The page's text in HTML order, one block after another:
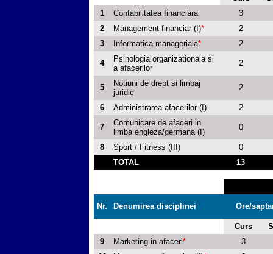
1
Contabilitatea financiara
3
2
Management financiar (I)*
2
3
Informatica manageriala* 2
4
Psihologia organizationala si
a afacerilor
2
5
Notiuni de drept si limbaj
juridic
2
6 Administrarea afacerilor (I) 2
7
Comunicare de afaceri in
limba engleza/germana (I)
0
8 Sport / Fitness (III)
0
TOTAL
13
Nr. Denumirea disciplinei Ore/
Curs
9
Marketing in afaceri*
3